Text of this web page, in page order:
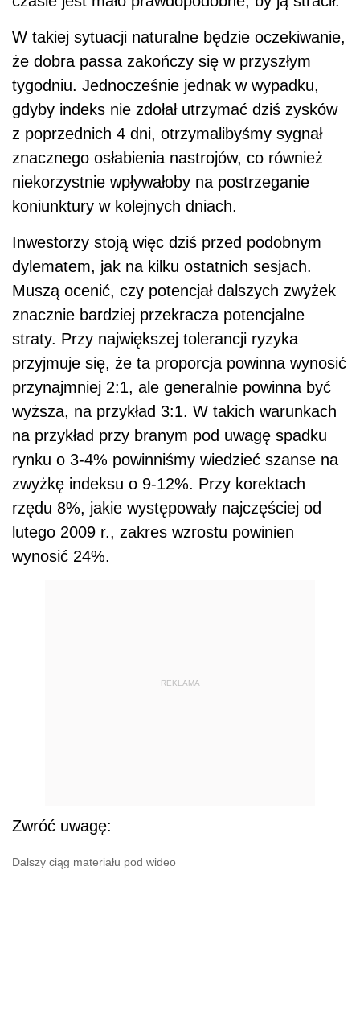
W takiej sytuacji naturalne będzie oczekiwanie,
że dobra passa zakończy się w przyszłym
tygodniu. Jednocześnie jednak w wypadku,
gdyby indeks nie zdołał utrzymać dziś zysków
z poprzednich 4 dni, otrzymalibyśmy sygnał
znacznego osłabienia nastrojów, co również
niekorzystnie wpływałoby na postrzeganie
koniunktury w kolejnych dniach.
Inwestorzy stoją więc dziś przed podobnym
dylematem, jak na kilku ostatnich sesjach.
Muszą ocenić, czy potencjał dalszych zwyżek
znacznie bardziej przekracza potencjalne
straty. Przy największej tolerancji ryzyka
przyjmuje się, że ta proporcja powinna wynosić
przynajmniej 2:1, ale generalnie powinna być
wyższa, na przykład 3:1. W takich warunkach
na przykład przy branym pod uwagę spadku
rynku o 3-4% powinniśmy wiedzieć szanse na
zwyżkę indeksu o 9-12%. Przy korektach
rzędu 8%, jakie występowały najczęściej od
lutego 2009 r., zakres wzrostu powinien
wynosić 24%.
REKLAMA
Zwróć uwagę:
Dalszy ciąg materiału pod wideo